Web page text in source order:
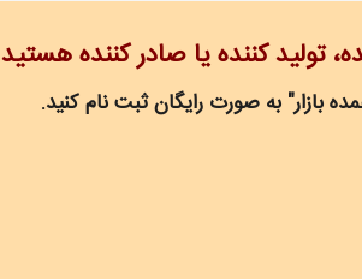
تولید کننده یا صادر کننده هستید
بازار" به صورت رایگان ثبت نام کنید.